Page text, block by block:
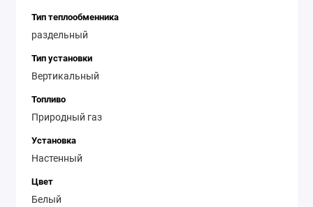
Тип теплообменника
раздельный
Тип установки
Вертикальный
Топливо
Природный газ
Установка
Настенный
Цвет
Белый